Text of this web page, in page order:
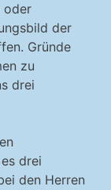
oder
der
Gründe
zu
drei
drei
den Herren